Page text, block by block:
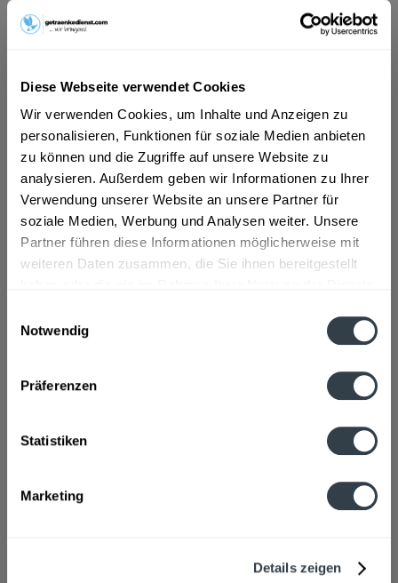
Diese Webseite verwendet Cookies
Wir verwenden Cookies, um Inhalte und Anzeigen zu
personalisieren, Funktionen für soziale Medien anbieten
zu können und die Zugriffe auf unsere Website zu
analysieren. Außerdem geben wir Informationen zu Ihrer
Verwendung unserer Website an unsere Partner für
soziale Medien, Werbung und Analysen weiter. Unsere
Partner führen diese Informationen möglicherweise mit
weiteren Daten zusammen, die Sie ihnen bereitgestellt
Notwendig
Präferenzen
Statistiken
Marketing
Details zeigen
Artikel-Nr.:
Albertus-Quelle classic ist ein natürliches Mineralwasser
mit einer ausgewogenen Menge an...mehr
Zutaten und Allergene
Natürliches Mineralwasser mit Kohlensäure versetztmehr
Lebensmittelunternehmer
Kunden kauften auch
Kunden haben sich ebenfalls angesehen
Zuletzt angesehen